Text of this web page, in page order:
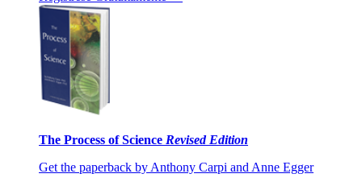
The Process of Science Revised Edition
Get the paperback by Anthony Carpi and Anne Egger